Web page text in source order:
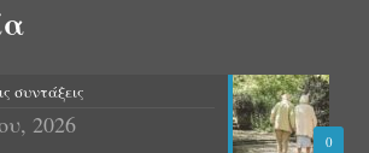
0
συντάξεις
2026